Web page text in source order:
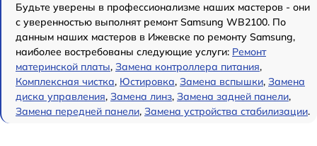
Будьте уверены в профессионализме наших мастеров - они
с уверенностью выполнят ремонт Samsung WB2100. По
данным наших мастеров в Ижевске по ремонту Samsung,
наиболее востребованы следующие услуги: Ремонт
материнской платы, Замена контроллера питания,
Комплексная чистка, Юстировка, Замена вспышки, Замена
диска управления, Замена линз, Замена задней панели,
Замена передней панели, Замена устройства стабилизации.